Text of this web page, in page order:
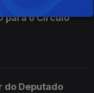
para o Círculo
do Deputado